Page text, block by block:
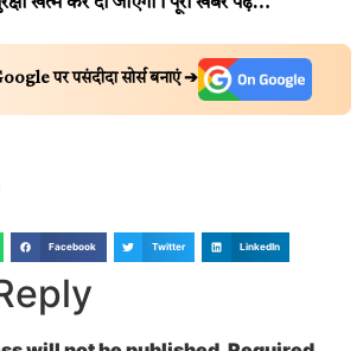
पर पसंदीदा सोर्स बनाएं ➔
Facebook Twitter LinkedIn